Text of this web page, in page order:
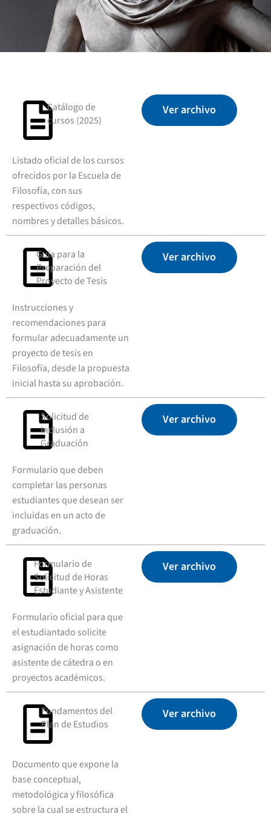
Catálogo de
cursos (2025)
Listado oficial de los cursos
ofrecidos por la Escuela de
Filosofía, con sus
respectivos códigos,
nombres y detalles básicos.
Ver archivo
Guía para la
Preparación del
Proyecto de Tesis
Instrucciones y
recomendaciones para
formular adecuadamente un
proyecto de tesis en
Filosofía, desde la propuesta
inicial hasta su aprobación.
Ver archivo
Solicitud de
Inclusión a
Graduación
Formulario que deben
completar las personas
estudiantes que desean ser
incluidas en un acto de
graduación.
Ver archivo
Formulario de
Solicitud de Horas
Estudiante y Asistente
Formulario oficial para que
el estudiantado solicite
asignación de horas como
asistente de cátedra o en
proyectos académicos.
Ver archivo
Fundamentos del
Plan de Estudios
Documento que expone la
base conceptual,
metodológica y filosófica
sobre la cual se estructura el
Ver archivo